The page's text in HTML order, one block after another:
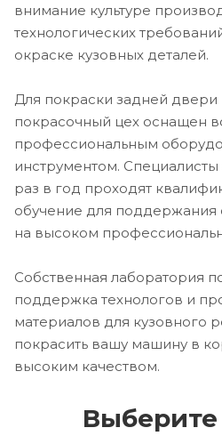
внимание культуре
технологических
окраске кузовных деталей.
Для покраски задней
покрасочный цех оснащен
профессиональным
инструментом.
раз в год проходят
обучение для поддержания
на высоком
Собственная лаборатория
поддержка технологов и
материалов для кузовного
покрасить вашу машину в
высоким качеством.